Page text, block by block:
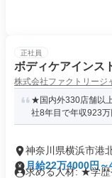
正社員
ボディケアインス
株式会社ファクトリージ
★国内外330店舗以
社8年目で年収923万
神奈川県横浜市港
月給22万4000円～
求める人材: ★学